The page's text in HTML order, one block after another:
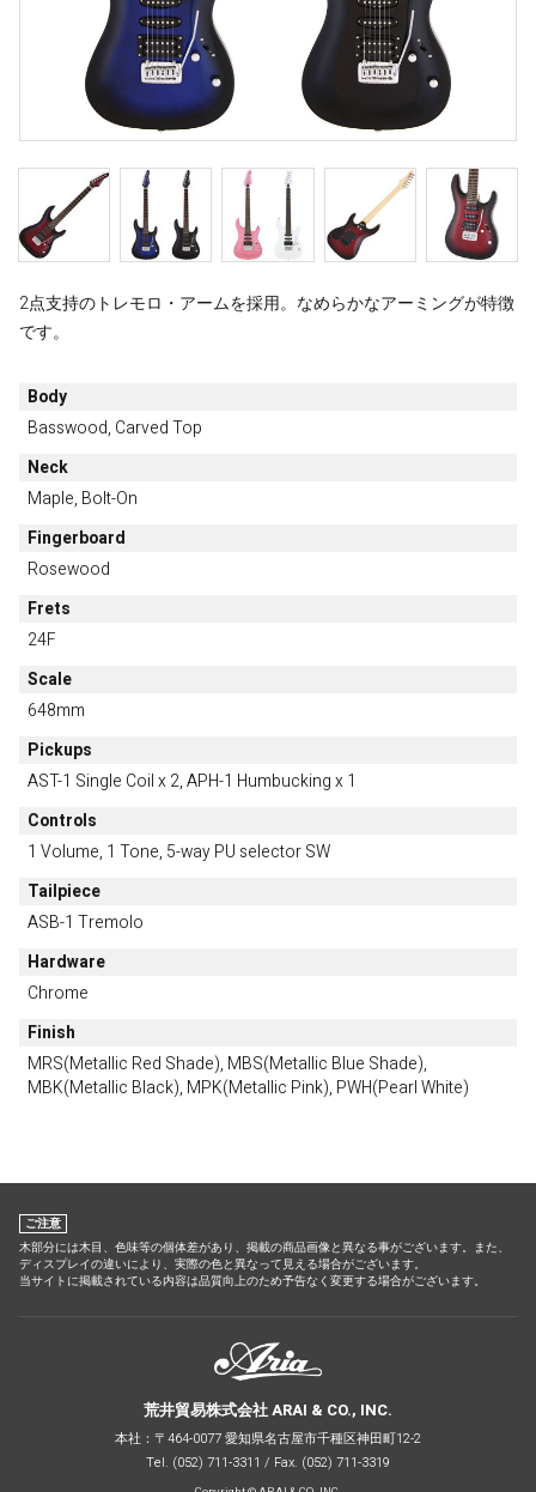
2点支持のトレモロ・アームを採用。なめらかなアーミングが特徴
です。
Body
Basswood, Carved Top
Neck
Maple, Bolt-On
Fingerboard
Rosewood
Frets
24F
Scale
648mm
Pickups
AST-1 Single Coil x 2, APH-1 Humbucking x 1
Controls
1 Volume, 1 Tone, 5-way PU selector SW
Tailpiece
ASB-1 Tremolo
Hardware
Chrome
Finish
MRS(Metallic Red Shade), MBS(Metallic Blue Shade),
MBK(Metallic Black), MPK(Metallic Pink), PWH(Pearl White)
ご注意
木部分には木目、色味等の個体差があり、掲載の商品画像と異なる事がございます。また、
ディスプレイの違いにより、実際の色と異なって見える場合がございます。
当サイトに掲載されている内容は品質向上のため予告なく変更する場合がございます。
荒井貿易株式会社 ARAI & CO., INC.
本社：〒464-0077 愛知県名古屋市千種区神田町12-2
Tel. (052) 711-3311 / Fax. (052) 711-3319